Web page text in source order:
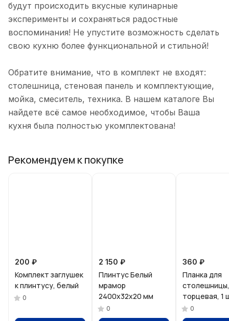
будут происходить вкусные кулинарные
эксперименты и сохраняться радостные
воспоминания! Не упустите возможность сделать
свою кухню более функциональной и стильной!
Обратите внимание, что в комплект не входят:
столешница, стеновая панель и комплектующие,
мойка, смеситель, техника. В нашем каталоге Вы
найдете всё самое необходимое, чтобы Ваша
кухня была полностью укомплектована!
Рекомендуем к покупке
200 ₽
Комплект заглушек
к плинтусу, белый
0
2 150 ₽
Плинтус Белый
мрамор
2400х32х20 мм
0
360 ₽
Планка для
столешницы,
торцевая, 1
0